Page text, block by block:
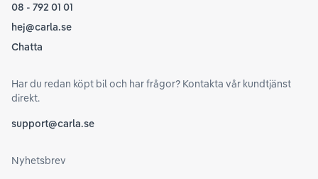
08 - 792 01 01
hej@carla.se
Chatta
Har du redan köpt bil och har frågor? Kontakta vår kundtjänst
direkt.
support@carla.se
Nyhetsbrev